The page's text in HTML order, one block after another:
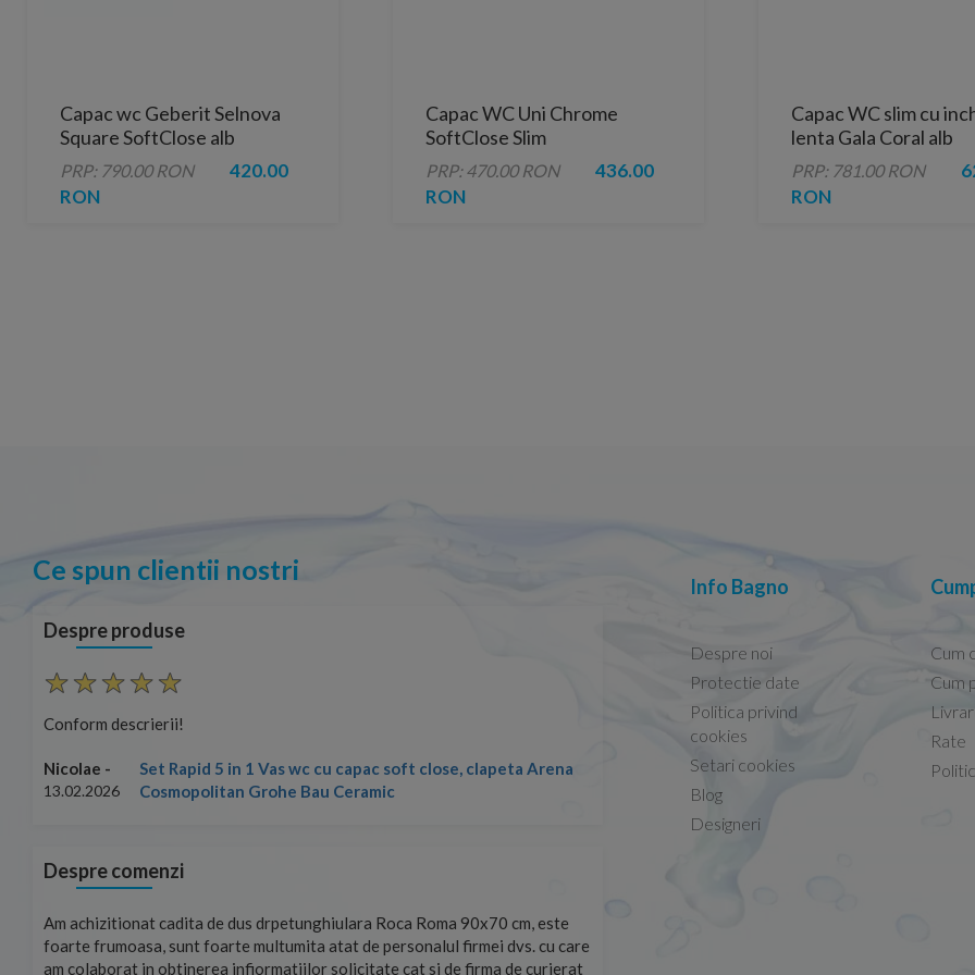
Capac wc Geberit Selnova
Square SoftClose alb
PRP: 790.00 RON
420.00
RON
Capac WC Uni Chrome
SoftClose Slim
PRP: 470.00 RON
436.00
RON
Capac WC slim cu
lenta Gala Coral alb
PRP: 781.00 RON
RON
Ce spun clientii nostri
Despre produse
descrierii!
Set Rapid 5 in 1 Vas wc cu capac soft close, clapeta Arena
Cosmopolitan Grohe Bau Ceramic
Nicolae -
Despre comenzi
Am achizitionat cadita de dus drpetunghiulara Roca Roma 90x70 cm, este
foarte frumoasa, sunt foarte multumita atat de personalul firmei dvs. cu care
am colaborat in obtinerea infiormatiilor solicitate cat si de firma de curierat
Info Bagno
Despre noi
Protectie date
Politica privind
cookies
Setari cookies
Blog
Designeri
Cum
Cum
Rate